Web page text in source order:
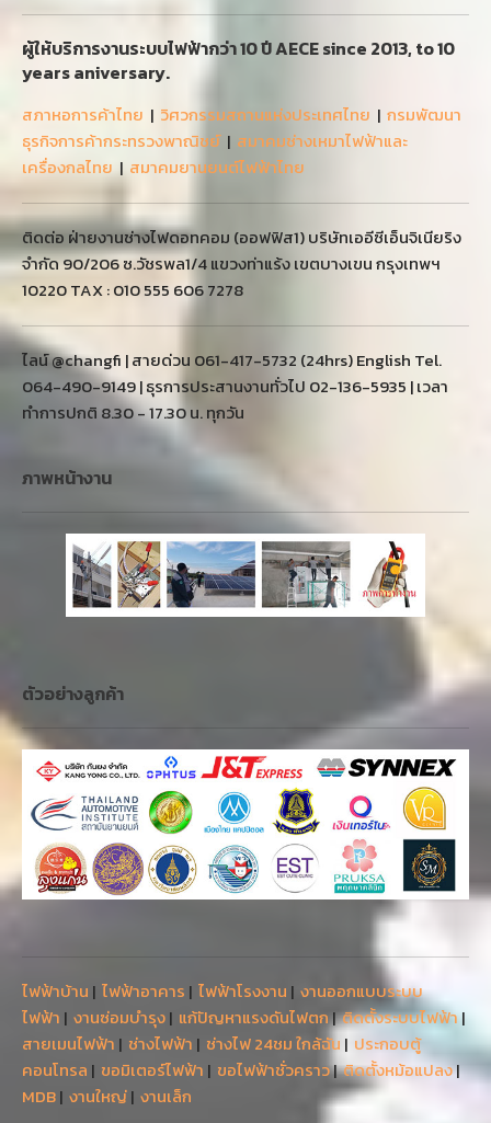
ติดต่อ ฝ่ายงานช่างไฟดอทคอม (ออฟฟิส1) บริษัทเออีซีเอ็นจิเนียริง
จำกัด 90/206 ซ.วัชรพล1/4 แขวงท่าแร้ง เขตบางเขน กรุงเทพฯ
10220 TAX : 010 555 606 7278
ไลน์ @changfi | สายด่วน 061-417-5732 (24hrs) English Tel.
064-490-9149 | ธุรการประสานงานทั่วไป 02-136-5935 | เวลา
ทำการปกติ 8.30 - 17.30 น. ทุกวัน
ภาพหน้างาน
ตัวอย่างลูกค้า
ไฟฟ้าบ้าน|ไฟฟ้าอาคาร|ไฟฟ้าโรงงาน|งานออกแบบระบบ
ไฟฟ้า|งานซ่อมบำรุง|แก้ปัญหาแรงดันไฟตก ติดตั้งระบบไฟฟ้า
สายเมนไฟฟ้า|ช่างไฟฟ้า |ช่างไฟ 24ชม ใกล้ฉัน|ประกอบตู้
คอนโทรล |ขอมิเตอร์ไฟฟ้า ขอไฟฟ้าชั่วคราว |ติดตั้งหม้อแปลง|
MDB|งานใหญ่|งานเล็ก